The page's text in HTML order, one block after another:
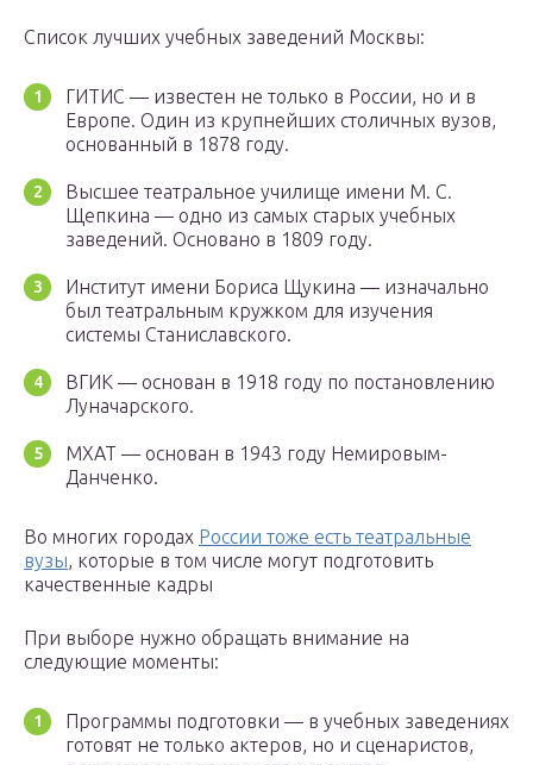
Список лучших учебных заведений Москвы:
ГИТИС — известен не только в России, но и в
Европе. Один из крупнейших столичных вузов,
основанный в 1878 году.
Высшее театральное училище имени М. С.
Щепкина — одно из самых старых учебных
заведений. Основано в 1809 году.
Институт имени Бориса Щукина — изначально
был театральным кружком для изучения
системы Станиславского.
ВГИК — основан в 1918 году по постановлению
Луначарского.
МХАТ — основан в 1943 году Немировым-
Данченко.
Во многих городах России тоже есть театральные
вузы, которые в том числе могут подготовить
качественные кадры
При выборе нужно обращать внимание на
следующие моменты:
Программы подготовки — в учебных заведениях
готовят не только актеров, но и сценаристов,